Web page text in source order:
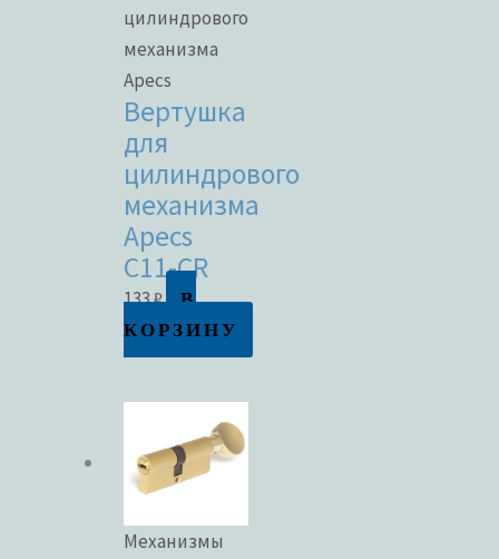
цилиндрового
механизма
Apecs
Вертушка
для
цилиндрового
механизма
Apecs
C11-CR
133₽
В
КОРЗИНУ
Механизмы